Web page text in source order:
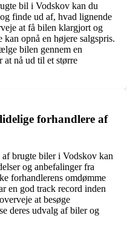
bil i Vodskov kan du
finde ud af, hvad lignende
at få bilen klargjort og
opnå en højere salgspris.
bilen gennem en
nå ud til et større
forhandlere af
brugte biler i Vodskov kan
og anbefalinger fra
forhandlerens omdømme
en god track record inden
at besøge
deres udvalg af biler og